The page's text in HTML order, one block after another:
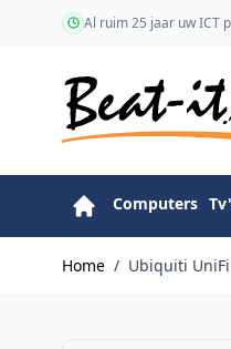
Ga naar de inhoudAl ruim 25 jaar uw ICT
Computers
Home / Ubiquiti